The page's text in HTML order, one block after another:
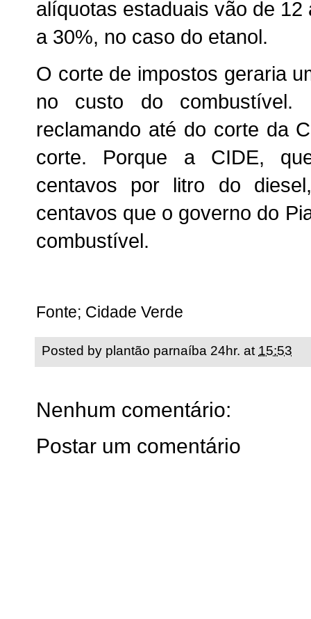
alíquotas estaduais vão de
a 30%, no caso do etanol.
O corte de impostos geraria
no custo do
reclamando até do corte da
corte. Porque a CIDE,
centavos por litro do
centavos que o governo do
combustível.
Fonte; Cidade Verde
Posted by plantão parnaíba 24hr. at 15:53
Nenhum comentário:
Postar um comentário